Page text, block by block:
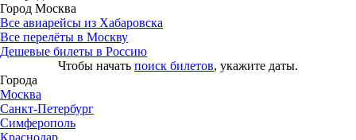
Город Москва
Все авиарейсы из Хабаровска
Все перелёты в Москву
Дешевые билеты в Россию
Чтобы начать поиск билетов, укажите даты.
Города
Москва
Санкт-Петербург
Симферополь
Краснодар